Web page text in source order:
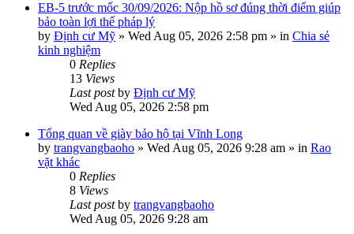
EB-5 trước mốc 30/09/2026: Nộp hồ sơ đúng thời điểm giúp
bảo toàn lợi thế pháp lý
by Định cư Mỹ » Wed Aug 05, 2026 2:58 pm » in Chia sẻ
kinh nghiệm
0 Replies
13 Views
Last postby Định cư Mỹ
Wed Aug 05, 2026 2:58 pm
Tổng quan về giày bảo hộ tại Vĩnh Long
by trangvangbaoho » Wed Aug 05, 2026 9:28 am » in Rao
vặt khác
0 Replies
8 Views
Last postby trangvangbaoho
Wed Aug 05, 2026 9:28 am